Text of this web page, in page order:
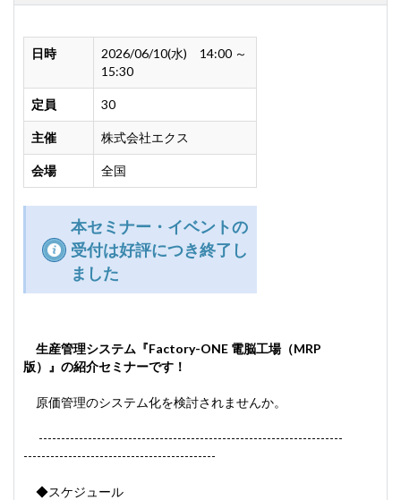
日時
2026/06/10(水) 14:00 ～
15:30
定員 30
主催 株式会社エクス
会場 全国
本セミナー・イベントの
受付は好評につき終了し
ました
生産管理システム 『Factory-ONE 電脳工場（MRP
版）』の紹介セミナーです！
原価管理のシステム化を検討されませんか。
--------------------------------------------------------------------
-------------------------------------------
◆スケジュール